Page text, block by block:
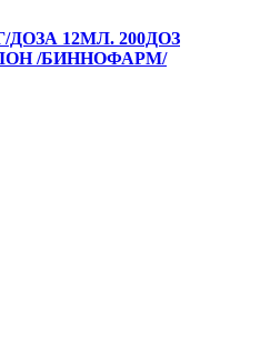
12МЛ. 200ДОЗ
/БИННОФАРМ/